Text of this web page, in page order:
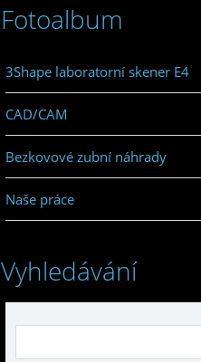
Fotoalbum
3Shape laboratorní skener E4
CAD/CAM
Bezkovové zubní náhrady
Naše práce
Vyhledávání